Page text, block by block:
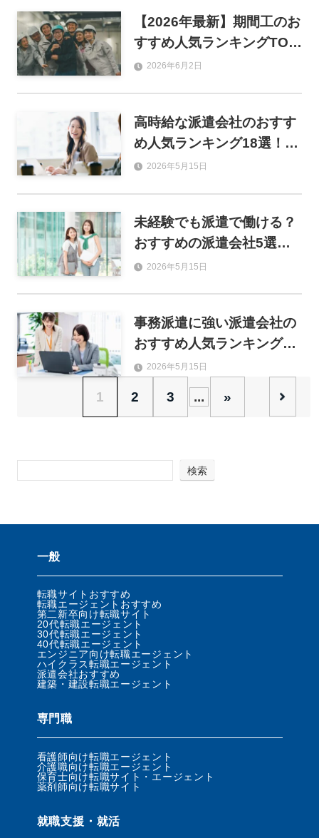
【2026年最新】期間工のお
すすめ人気ランキングTOP
8！目的別の選び方から優
2026年6月2日
高時給な派遣会社のおすす
め人気ランキング18選！職
種別の平均時給と失敗しな
2026年5月15日
未経験でも派遣で働ける？
おすすめの派遣会社5選と
失敗しない選び方を解説
2026年5月15日
事務派遣に強い派遣会社の
おすすめ人気ランキング15
選！求人数・研修・福利厚
生で徹底比較
2026年5月15日
1 2 3 ... »
検索
一般
転職サイトおすすめ
転職エージェントおすすめ
第二新卒向け転職サイト
20代転職エージェント
30代転職エージェント
40代転職エージェント
エンジニア向け転職エージェント
ハイクラス転職エージェント
派遣会社おすすめ
建築・建設転職エージェント
専門職
看護師向け転職エージェント
介護職向け転職エージェント
保育士向け転職サイト・エージェント
薬剤師向け転職サイト
就職支援・就活